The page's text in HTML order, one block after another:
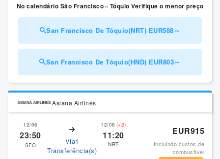
No calendário São Francisco⇔Tóquio Verifique o menor preço
San Francisco De Tóquio(NRT) EUR588～
San Francisco De Tóquio(HND) EUR803～
Asiana Airlines
12/06
23:50
SFO
Via1
Transferência(s)
12/08 (+2)
11:20
NRT
EUR915
Incluindo custos de
combustível